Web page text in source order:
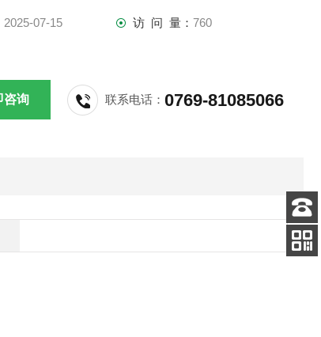
2025-07-15 访 问 量： 760
咨询 联系电话：0769-81085066
客服
电话